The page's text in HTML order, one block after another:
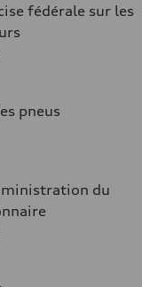
fédérale sur les
pneus
du